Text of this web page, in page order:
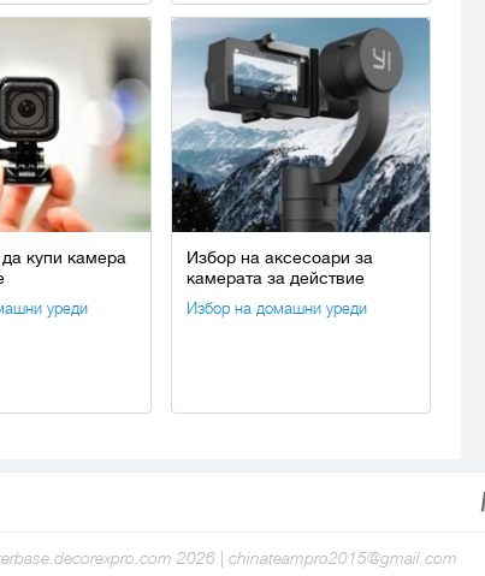
купи камера
уреди
Избор на аксесоари за
камерата за действие
Избор на домашни уреди
2026 | chinateampro2015@gmail.com